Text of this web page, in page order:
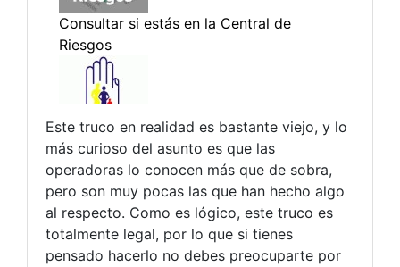
Este truco en realidad es bastante viejo, y lo
más curioso del asunto es que las
operadoras lo conocen más que de sobra,
pero son muy pocas las que han hecho algo
al respecto. Como es lógico, este truco es
totalmente legal, por lo que si tienes
pensado hacerlo no debes preocuparte por